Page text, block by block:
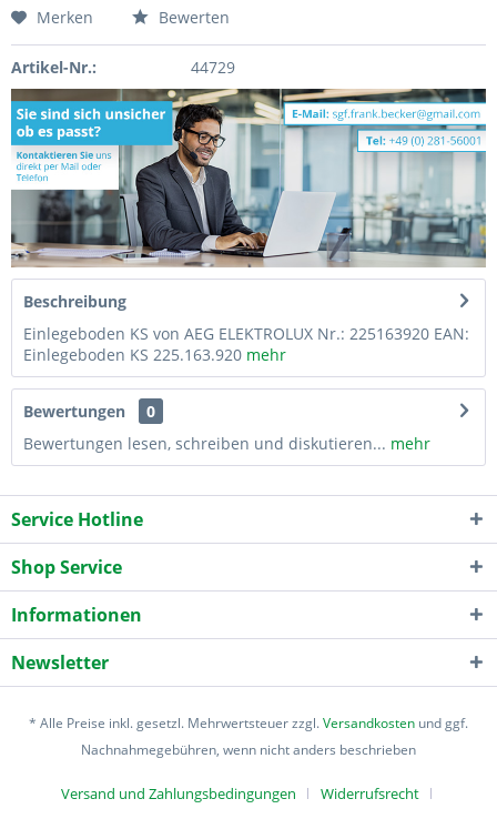
Merken Bewerten
Artikel-Nr.: 44729
Beschreibung
Einlegeboden KS von AEG ELEKTROLUX Nr.: 225163920 EAN:
Einlegeboden KS 225.163.920 mehr
Bewertungen
0
Bewertungen lesen, schreiben und diskutieren... mehr
Service Hotline
Shop Service
Informationen
Newsletter
* Alle Preise inkl. gesetzl. Mehrwertsteuer zzgl.Versandkosten und ggf.
Nachnahmegebühren, wenn nicht anders beschrieben
Versand und Zahlungsbedingungen Widerrufsrecht